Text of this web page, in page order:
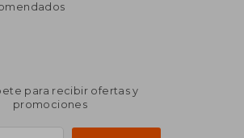
para recibir ofertas y
promociones